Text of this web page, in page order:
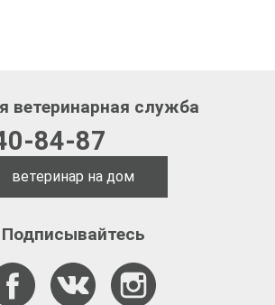
ветеринарная служба
84-87
ветеринар на дом
Подписывайтесь